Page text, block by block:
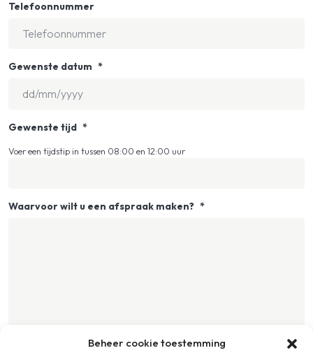
Beheer cookie toestemming
Telefoonnummer
Gewenste datum *
slash
slash
Gewenste tijd *
Voer een tijdstip in tussen 08:00 en 12:00 uur
Waarvoor wilt u een afspraak maken? *